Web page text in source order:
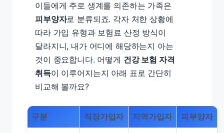
이들에게 주로 생계를 의존하는 가족은
피부양자로 분류되죠. 각자 처한 상황에
따라 가입 유형과 보험료 산정 방식이
달라지니, 내가 어디에 해당하는지 아는
것이 중요합니다. 어떻게 건강 보험 자격
취득이 이루어지는지 아래 표로 간단히
비교해 볼까요?
구분 직장가입자 지역가입자 피부양자